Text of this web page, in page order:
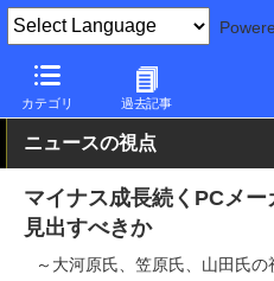
カテゴリ 過去記事
PC Watch 市場 動向
ニュースの視点
マイナス成長続くPCメ
見出すべきか
～大河原氏、笠原氏、山田氏の